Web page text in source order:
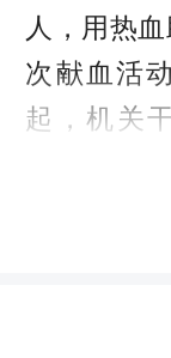
人，用热
次献血活
起，机关
后，分时